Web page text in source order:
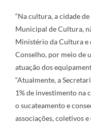
“Na cultura, a cidade
Municipal de Cultura,
Ministério da Cultura e
Conselho, por meio de
atuação dos
“Atualmente, a
1% de investimento na
o sucateamento e
associações, coletivos